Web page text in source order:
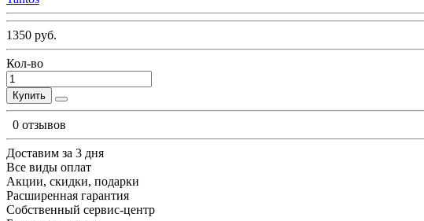
1350 руб.
Кол-во
Купить
0 отзывов
Доставим за 3 дня
Все виды оплат
Акции, скидки, подарки
Расширенная гарантия
Собственный сервис-центр